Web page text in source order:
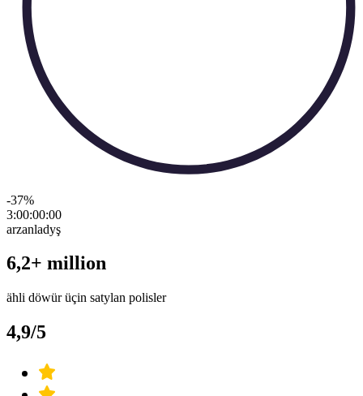
-37%
3:00:00:00
arzanladyş
6,2+ million
ähli döwür üçin satylan polisler
4,9/5